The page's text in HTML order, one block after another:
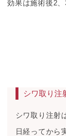
効果は施術後2
シワ取り注
シワ取り注射
日経ってから